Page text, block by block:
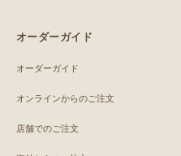
オーダーガイド
オーダーガイド
オンラインからのご注文
店舗でのご注文